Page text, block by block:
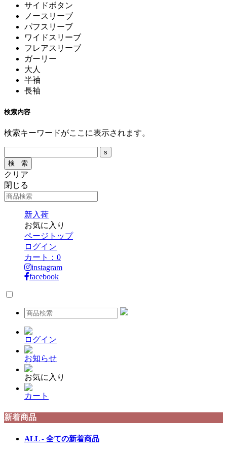
サイドボタン
ノースリーブ
パフスリーブ
ワイドスリーブ
フレアスリーブ
ガーリー
大人
半袖
長袖
検索内容
検索キーワードがここに表示されます。
クリア
閉じる
新入荷
お気に入り
ページトップ
ログイン
カート： 0
instagram
facebook
ログイン
お知らせ
お気に入り
カート
新着商品
ALL - 全ての新着商品